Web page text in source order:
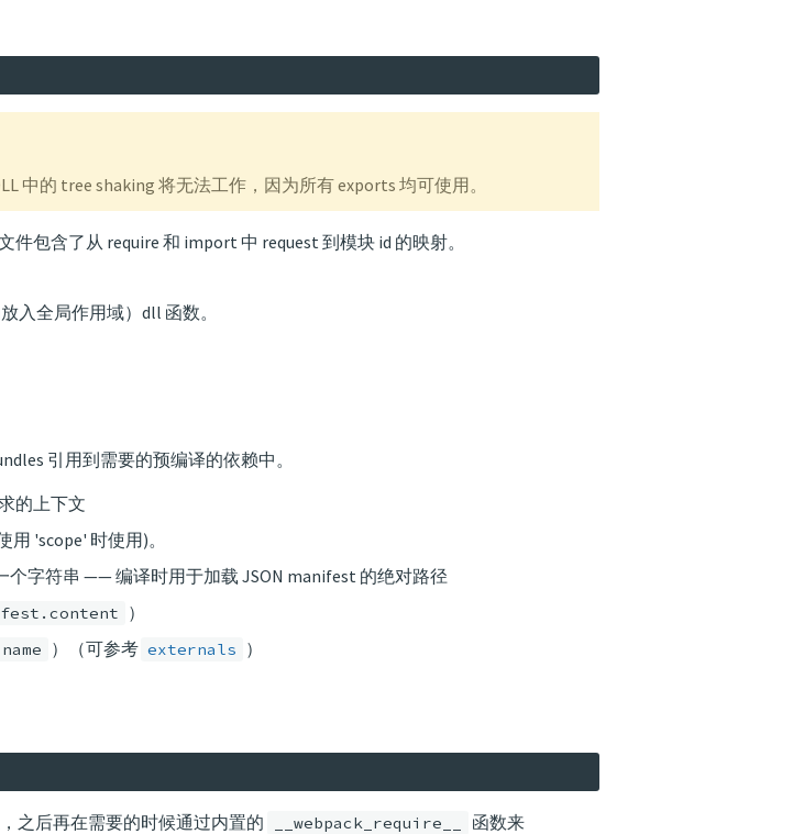
中的 tree shaking 将无法工作，因为所有 exports 均可使用。
件包含了从 require 和 import 中 request 到模块 id 的映射。
入全局作用域）dll 函数。
引用到需要的预编译的依赖中。
的上下文
'scope' 时使用)。
个字符串 —— 编译时用于加载 JSON manifest 的绝对路径
）
）（可参考 externals ）
之后再在需要的时候通过内置的 __webpack_require__ 函数来